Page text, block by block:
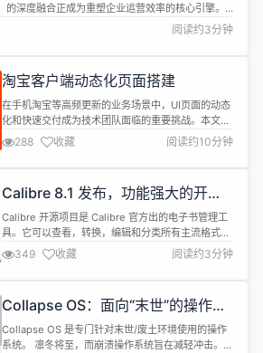
的深度融合正成为重塑企业运营效率的核心引擎。
解决方案市场规模在2023年已达24.7亿元人民
计在2026年突破70亿元大关。这一增长轨迹不仅印
影响，更预示着智能自动化领域即将迎来质...
阅读约3分钟
淘宝客户端动态化页面搭建
在手机淘宝等高频更新的业务场景中，UI页面的动态
化和快速交付成为技术团队面临的重要挑战。本文围
绕“客户端动态化页面搭建”这一主题，深入探讨了如
何通过抽象框架设计解决高动态化页面的快速构建问
题。文章详细介绍了框架的核心模块（如
页面动态性实现方式、组件通信机制以及业务接入流
程，并结合实际...
288 收藏 阅读约10分钟
Calibre 8.1 发布，功能强大的开源
电子书工具
Calibre 开源项目是 Calibre 官方出的电子书管理工
具。它可以查看，转换，编辑和分类所有主流格式的
电子书。Calibre 是个跨平台软件，可以在 Linux、
Windows 和 macOS 上运行。 Calibre 8.1 现已正
式发布，此次更新内容如下： 新功能 Edit metadata
...
349 收藏 阅读约3分钟
Collapse OS：面向“末世”的操作系
统
Collapse OS 是专门针对末世/废土环境使用的操作
系统。 凛冬将至，而崩溃操作系统旨在减轻冲击。它